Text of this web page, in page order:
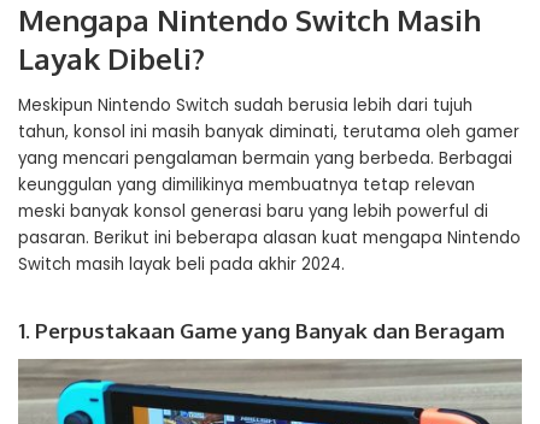
Mengapa Nintendo Switch Masih
Layak Dibeli?
Meskipun Nintendo Switch sudah berusia lebih dari tujuh
tahun, konsol ini masih banyak diminati, terutama oleh gamer
yang mencari pengalaman bermain yang berbeda. Berbagai
keunggulan yang dimilikinya membuatnya tetap relevan
meski banyak konsol generasi baru yang lebih powerful di
pasaran. Berikut ini beberapa alasan kuat mengapa Nintendo
Switch masih layak beli pada akhir 2024.
1. Perpustakaan Game yang Banyak dan Beragam